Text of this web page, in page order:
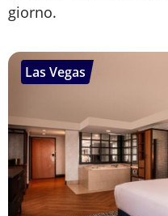
giorno.
Las Vegas